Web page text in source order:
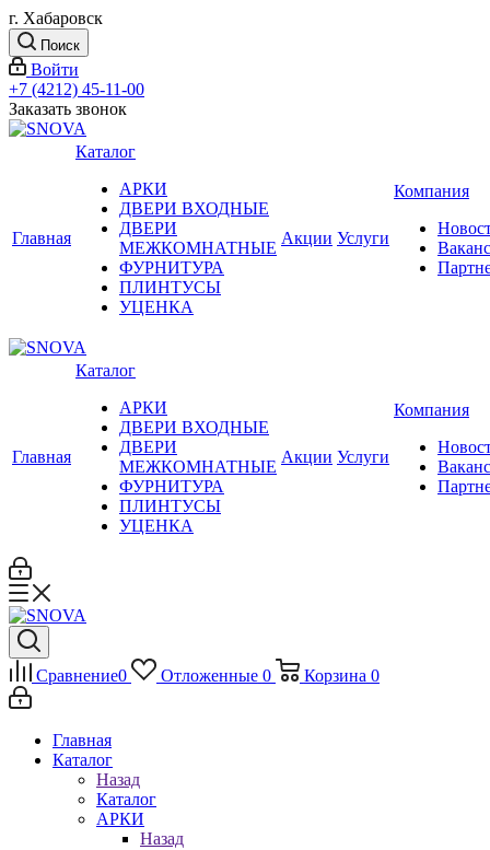
г. Хабаровск
Поиск
Войти
+7 (4212) 45-11-00
Заказать звонок
Главная
Каталог
АРКИ
ДВЕРИ ВХОДНЫЕ
ДВЕРИ
МЕЖКОМНАТНЫЕ
ФУРНИТУРА
ПЛИНТУСЫ
УЦЕНКА
Акции Услуги
Компания
Главная
Каталог
АРКИ
ДВЕРИ ВХОДНЫЕ
ДВЕРИ
МЕЖКОМНАТНЫЕ
ФУРНИТУРА
ПЛИНТУСЫ
УЦЕНКА
Акции Услуги
Компания
Сравнение0 Отложенные 0 Корзина 0
Главная
Каталог
Назад
Каталог
АРКИ
Назад